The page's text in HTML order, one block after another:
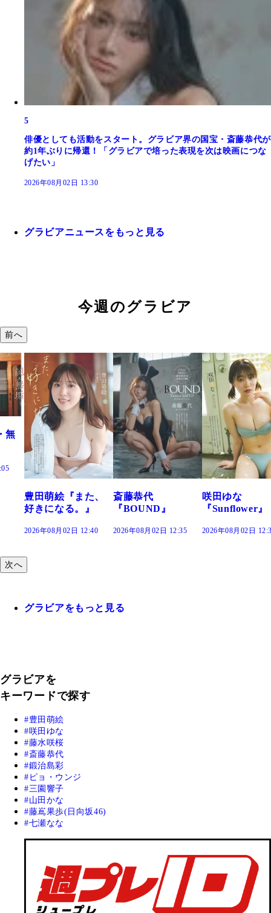
5
俳優としても活動をスタート。グラビア界の国宝・斎藤恭代が
約1年ぶりに帰還！「グラビアで培った表現を次は映画につな
げたい」
2026年08月02日 13:30
グラビアニュースをもっと見る
今週のグラビア
前へ
斎藤恭代
『BOUND』
2026年08月02日 12:35
咲田ゆな
『Sunflower』
2026年08月02日 12:30
藤水咲桜『花
だまり』
2026年08月02日
次へ
グラビアをもっと見る
グラビアを
キーワードで探す
豊田萌絵
咲田ゆな
藤水咲桜
斎藤恭代
鍛治島彩
ピョ・ウンジ
三園響子
山田かな
藤嶌果歩(日向坂46)
七瀬なな